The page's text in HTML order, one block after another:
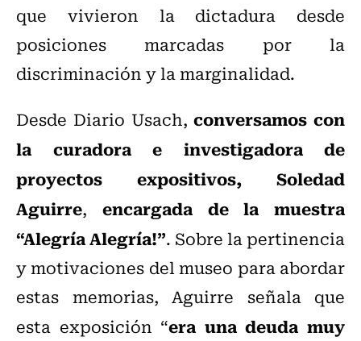
que vivieron la dictadura desde
posiciones marcadas por la
discriminación y la marginalidad.
Desde Diario Usach,conversamos con
la curadora e investigadora de
proyectos expositivos, Soledad
Aguirre, encargada de la muestra
“Alegría Alegría!”. Sobre la pertinencia
y motivaciones del museo para abordar
estas memorias, Aguirre señala que
esta exposición “era una deuda muy